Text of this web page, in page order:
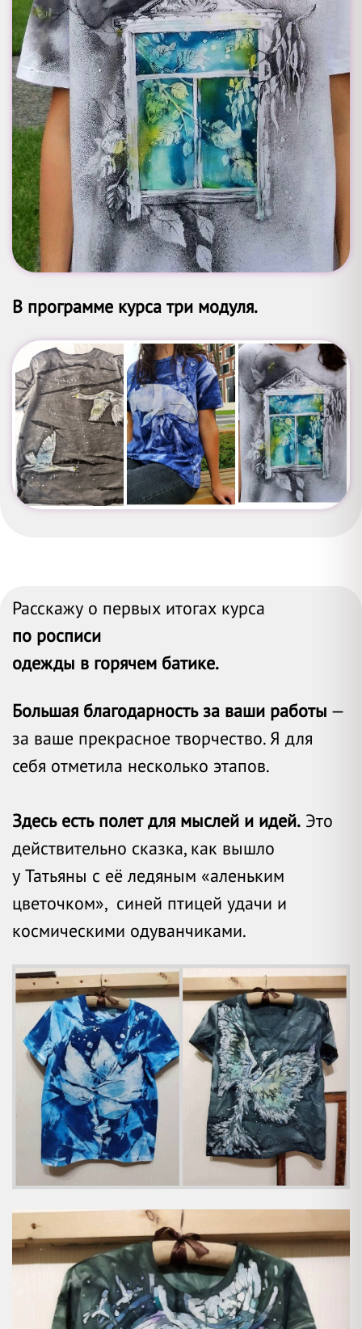
В программе курса три модуля.
Расскажу о первых итогах курса
по росписи
одежды в горячем батике.
Большая благодарность за ваши работы —
за ваше прекрасное творчество. Я для
себя отметила несколько этапов.
Здесь есть полет для мыслей и идей. Это
действительно сказка, как вышло
у Татьяны с её ледяным «аленьким
цветочком», синей птицей удачи и
космическими одуванчиками.